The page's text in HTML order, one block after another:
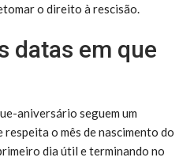
o direito à rescisão.
datas em que
aniversário seguem um
o mês de nascimento do
dia útil e terminando no